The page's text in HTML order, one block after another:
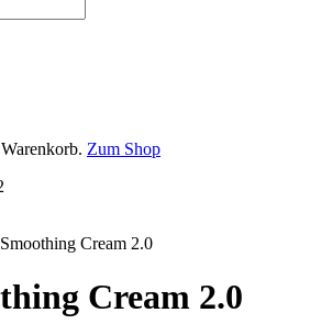
Zum Shop
Cream 2.0
Cream 2.0